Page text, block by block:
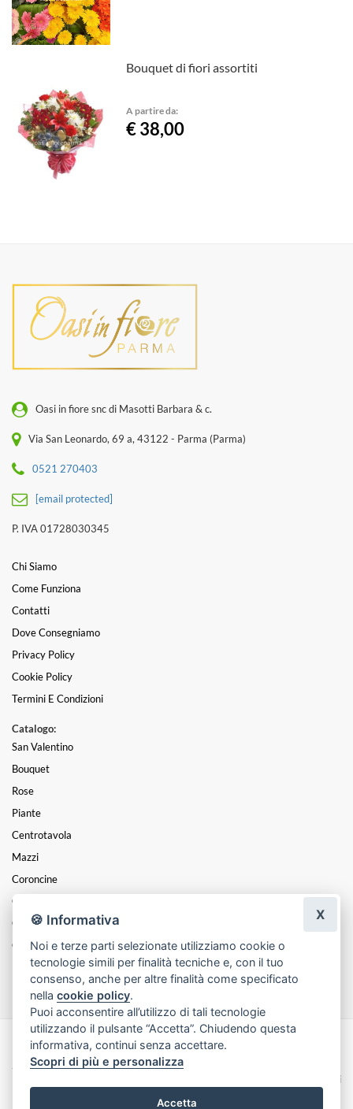
Bouquet di fiori assortiti
A partire da:
€ 38,00
Oasi in fiore snc di Masotti Barbara & c.
Via San Leonardo, 69 a, 43122 - Parma (Parma)
0521 270403
[email protected]
P. IVA 01728030345
Chi Siamo
Come Funziona
Contatti
Dove Consegniamo
Privacy Policy
Cookie Policy
Termini E Condizioni
Catalogo:
San Valentino
Bouquet
Rose
Piante
Centrotavola
Mazzi
Coroncine
Composizioni
Cesti
Cuori
Funebre
Made with byInfoser.it- Realizzazione Siti ecommerce per Fioristi
2026
Termini e Condizioni
🍪 Informativa
Noi e terze parti selezionate utilizziamo cookie o
tecnologie simili per finalità tecniche e, con il tuo
consenso, anche per altre finalità come specificato
nellacookie policy.
Puoi acconsentire all’utilizzo di tali tecnologie
utilizzando il pulsante “Accetta”. Chiudendo questa
informativa, continui senza accettare.
Scopri di più e personalizza
Accetta
X